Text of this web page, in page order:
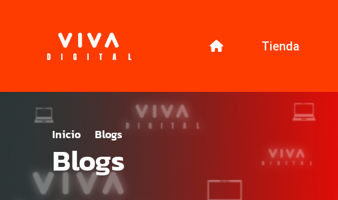
Tienda
Inicio Blogs
Blogs